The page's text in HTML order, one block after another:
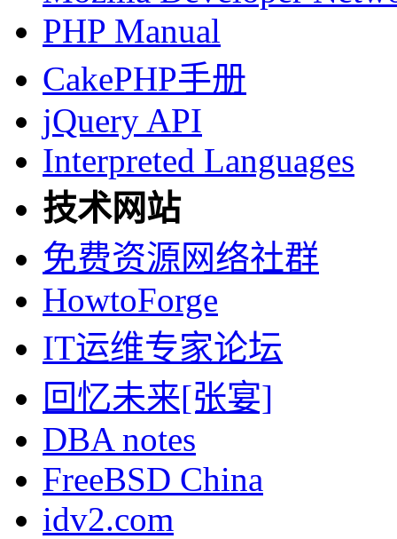
PHP Manual
CakePHP手册
jQuery API
Interpreted Languages
技术网站
免费资源网络社群
HowtoForge
IT运维专家论坛
回忆未来[张宴]
DBA notes
FreeBSD China
idv2.com